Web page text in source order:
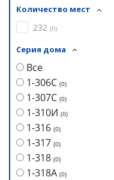
Количество мест
232 (0)
Серия дома
Все
1-306С (0)
1-307С (0)
1-310И (0)
1-316 (0)
1-317 (0)
1-318 (0)
1-318А (0)